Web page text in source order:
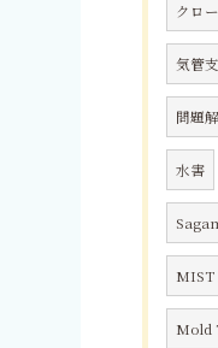
クロ
気管
問題
水害
MIST
Mold